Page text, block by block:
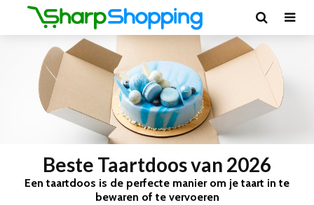
Beste Taartdoos van 2026
Een taartdoos is de perfecte manier om je taart in te
bewaren of te vervoeren